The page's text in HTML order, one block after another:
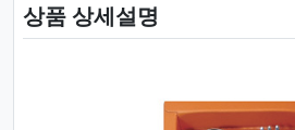
상품 상세설명